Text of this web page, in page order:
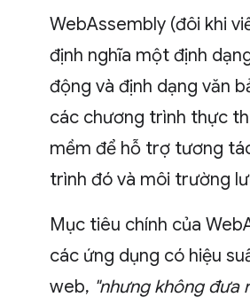
WebAssembly (đôi khi
định nghĩa một định
động và định dạng văn
các chương trình thực
mềm để hỗ trợ tương
trình đó và môi trường
Mục tiêu chính của
các ứng dụng có hiệu
web, "nhưng không đưa